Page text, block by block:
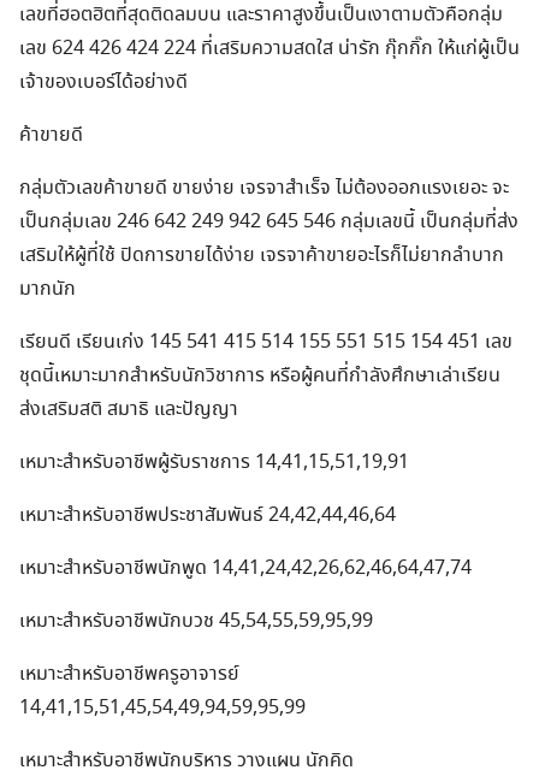
Search
เลขที่ฮอตฮิตที่สุดติดลมบน และราคาสูงขึ้นเป็นเงาตามตัวคือกลุ่ม
เลข 624 426 424 224 ที่เสริมความสดใส น่ารัก กุ๊กกิ๊ก ให้แก่ผู้เป็น
เจ้าของเบอร์ได้อย่างดี
ค้าขายดี
กลุ่มตัวเลขค้าขายดี ขายง่าย เจรจาสำเร็จ ไม่ต้องออกแรงเยอะ จะ
เป็นกลุ่มเลข 246 642 249 942 645 546 กลุ่มเลขนี้ เป็นกลุ่มที่ส่ง
เสริมให้ผู้ที่ใช้ ปิดการขายได้ง่าย เจรจาค้าขายอะไรก็ไม่ยากลำบาก
มากนัก
เรียนดี เรียนเก่ง 145 541 415 514 155 551 515 154 451 เลข
ชุดนี้เหมาะมากสำหรับนักวิชาการ หรือผู้คนที่กำลังศึกษาเล่าเรียน
ส่งเสริมสติ สมาธิ และปัญญา
เหมาะสำหรับอาชีพผู้รับราชการ 14,41,15,51,19,91
เหมาะสำหรับอาชีพประชาสัมพันธ์ 24,42,44,46,64
เหมาะสำหรับอาชีพนักพูด 14,41,24,42,26,62,46,64,47,74
เหมาะสำหรับอาชีพนักบวช 45,54,55,59,95,99
เหมาะสำหรับอาชีพครูอาจารย์
14,41,15,51,45,54,49,94,59,95,99
เหมาะสำหรับอาชีพนักบริหาร วางแผน นักคิด